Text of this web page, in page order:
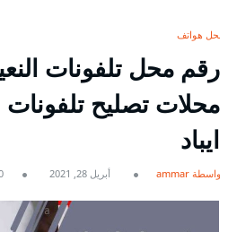
محل هواتف
محلات تصليح
ايباد
بواسطة ammar أبريل 28, 2021